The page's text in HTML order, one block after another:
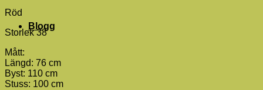
Blogg
Röd
Storlek 38
Mått:
Längd: 76 cm
Byst: 110 cm
Stuss: 100 cm